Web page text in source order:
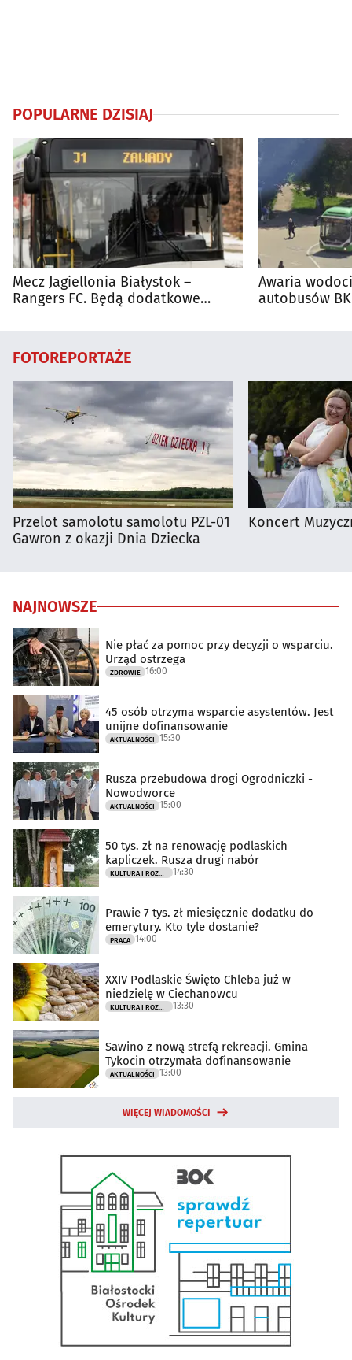
POPULARNE DZISIAJ
Mecz Jagiellonia Białystok –
Rangers FC. Będą dodatkowe
Awaria
autobusów
FOTOREPORTAŻE
Przelot samolotu samolotu PZL-01
Gawron z okazji Dnia Dziecka
Koncert
NAJNOWSZE
Nie płać za pomoc przy decyzji o wsparciu.
Urząd ostrzega
ZDROWIE 16:00
45 osób otrzyma wsparcie asystentów. Jest
unijne dofinansowanie
AKTUALNOŚCI 15:30
Rusza przebudowa drogi Ogrodniczki -
Nowodworce
AKTUALNOŚCI 15:00
50 tys. zł na renowację podlaskich
kapliczek. Rusza drugi nabór
14:30
Prawie 7 tys. zł miesięcznie dodatku do
emerytury. Kto tyle dostanie?
PRACA 14:00
XXIV Podlaskie Święto Chleba już w
niedzielę w Ciechanowcu
13:30
Sawino z nową strefą rekreacji. Gmina
Tykocin otrzymała dofinansowanie
AKTUALNOŚCI 13:00
WIĘCEJ WIADOMOŚCI